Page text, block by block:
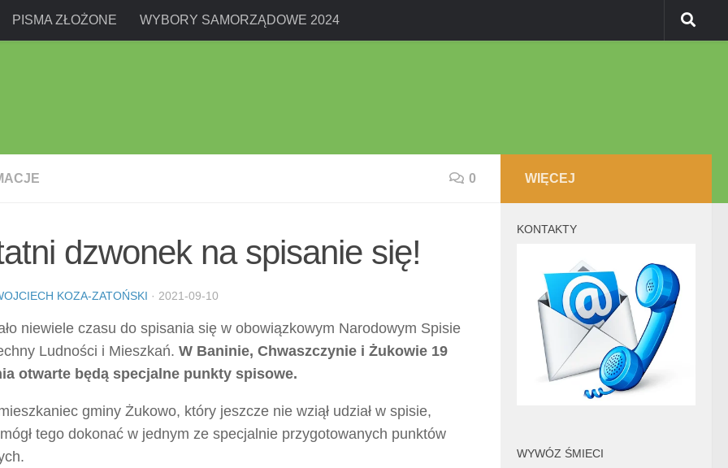
PISMA ZŁOŻONE WYBORY SAMORZĄDOWE 2024
0
dzwonek na spisanie się!
KOZA-ZATOŃSKI · 2021-09-10
niewiele czasu do spisania się w obowiązkowym Narodowym Spisie
Ludności i Mieszkań. W Baninie, Chwaszczynie i Żukowie 19
otwarte będą specjalne punkty spisowe.
gminy Żukowo, który jeszcze nie wziął udział w spisie,
tego dokonać w jednym ze specjalnie przygotowanych punktów
WIĘCEJ
KONTAKTY
WYWÓZ ŚMIECI